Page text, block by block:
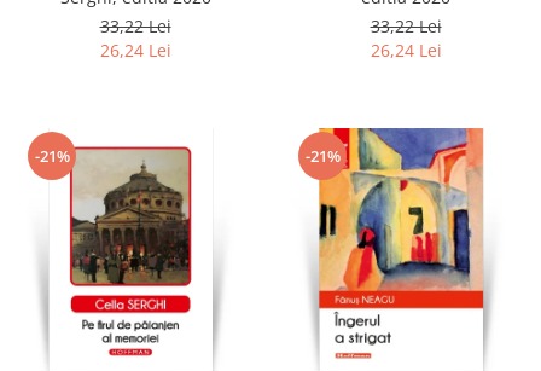
33,22 Lei
26,24 Lei
33,22 Lei
26,24 Lei
-21% -21%